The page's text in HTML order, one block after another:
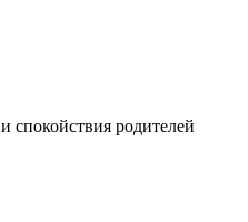
родителей